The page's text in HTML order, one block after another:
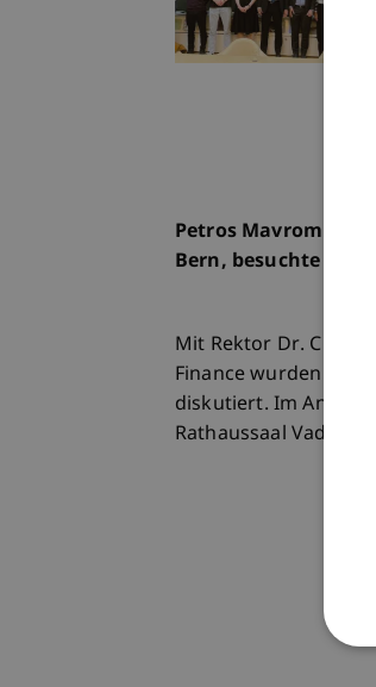
Petros
Bern, besuchte im
Mit Rektor Dr.
Finance wurden
diskutiert. Im
Rathaussaal Vaduz